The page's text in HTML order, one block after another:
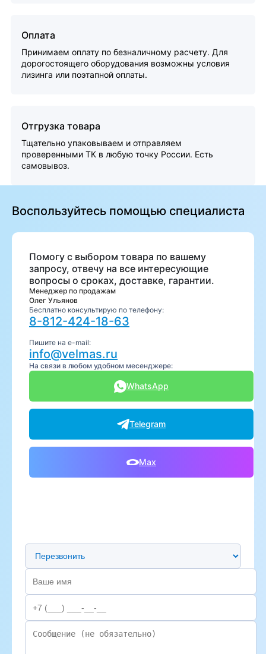
Оплата
Принимаем оплату по безналичному расчету. Для
дорогостоящего оборудования возможны условия
лизинга или поэтапной оплаты.
Отгрузка товара
Тщательно упаковываем и отправляем
проверенными ТК в любую точку России. Есть
самовывоз.
Воспользуйтесь помощью специалиста
Помогу с выбором товара по вашему
запросу, отвечу на все интересующие
вопросы о сроках, доставке, гарантии.
Менеджер по продажам
Олег Ульянов
Бесплатно консультирую по телефону:
8-812-424-18-63
Пишите на e-mail:
info@velmas.ru
На связи в любом удобном месенджере:
WhatsApp
Telegram
Max
Предпочтительный способ связи